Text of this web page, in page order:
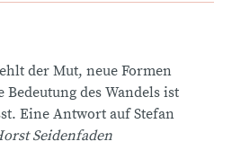
der Mut, neue Formen
des Wandels ist
Eine Antwort auf Stefan
Seidenfaden